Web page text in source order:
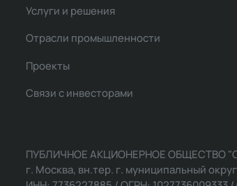
Услуги и решения
Отрасли промышленности
Проекты
Связи с инвесторами
ПУБЛИЧНОЕ АКЦИОНЕРНОЕ ОБЩЕСТВО
г. Москва, вн.тер. г. муниципальный